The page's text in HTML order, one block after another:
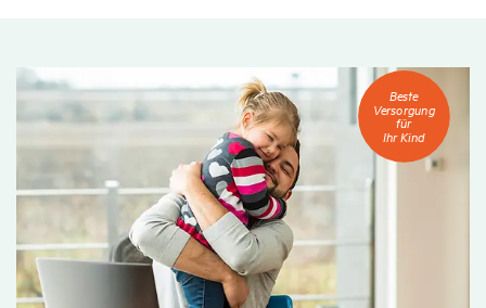
Beste
Versorgung
Kind
Beste
Versorgung
für
Ihr Kind